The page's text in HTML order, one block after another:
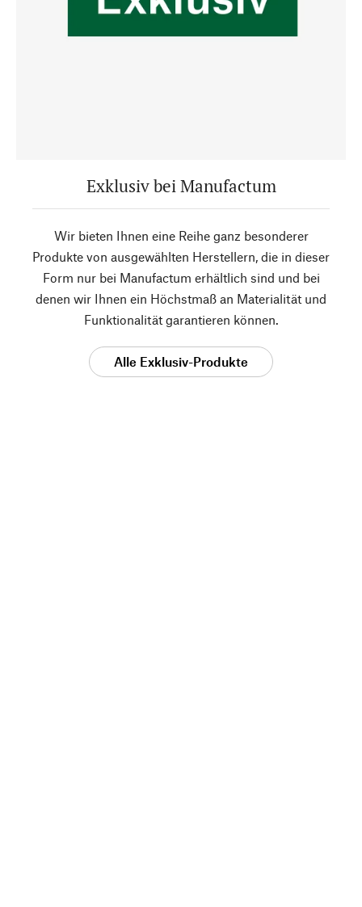
Exklusiv bei Manufactum
Wir bieten Ihnen eine Reihe ganz besonderer
Produkte von ausgewählten Herstellern, die in dieser
Form nur bei Manufactum erhältlich sind und bei
denen wir Ihnen ein Höchstmaß an Materialität und
Funktionalität garantieren können.
Alle Exklusiv-Produkte